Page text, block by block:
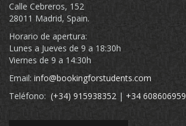
Calle Cebreros, 152
28011 Madrid, Spain.
Horario de apertura:
Lunes a Jueves de 9 a 18:30h
Viernes de 9 a 14:30h
Email: info@bookingforstudents.com
Teléfono: (+34) 915938352 | +34 608606959